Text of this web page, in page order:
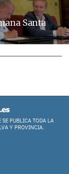
Santa
SE PUBLICA TODA LA
Y PROVINCIA.